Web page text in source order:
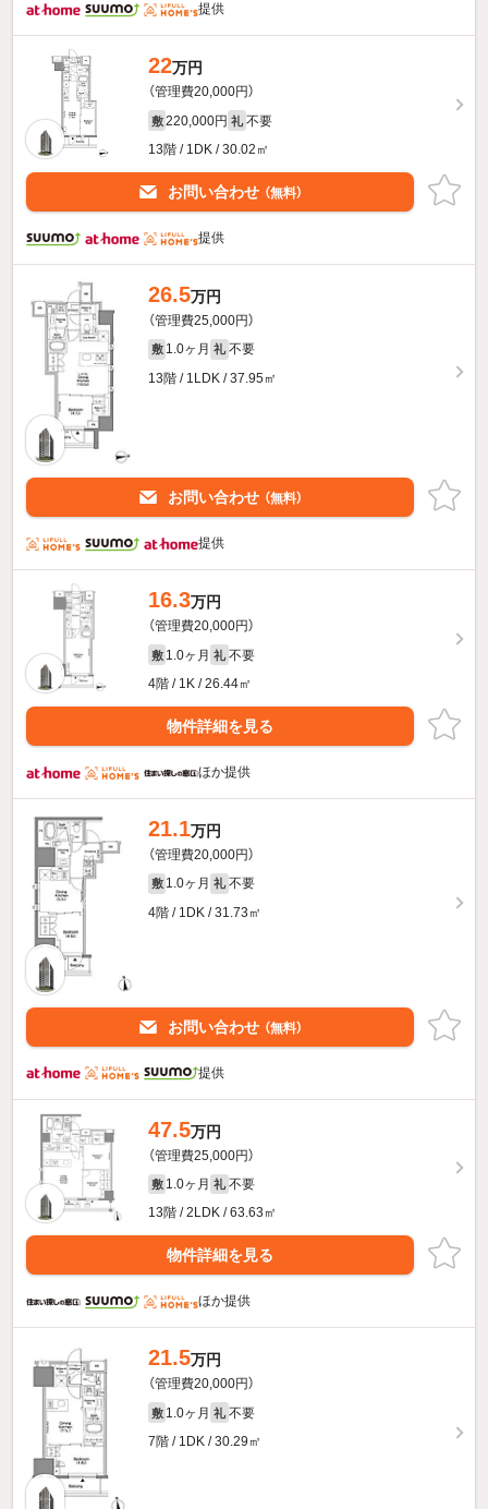
提供
22万円
（管理費20,000円）
敷 220,000円 礼 不要
13階 / 1DK / 30.02㎡
お問い合わせ （無料）
提供
26.5万円
（管理費25,000円）
敷 1.0ヶ月 礼 不要
13階 / 1LDK / 37.95㎡
お問い合わせ （無料）
提供
16.3万円
（管理費20,000円）
敷 1.0ヶ月 礼 不要
4階 / 1K / 26.44㎡
物件詳細を見る
ほか提供
21.1万円
（管理費20,000円）
敷 1.0ヶ月 礼 不要
4階 / 1DK / 31.73㎡
お問い合わせ （無料）
提供
47.5万円
（管理費25,000円）
敷 1.0ヶ月 礼 不要
13階 / 2LDK / 63.63㎡
物件詳細を見る
ほか提供
21.5万円
（管理費20,000円）
敷 1.0ヶ月 礼 不要
7階 / 1DK / 30.29㎡